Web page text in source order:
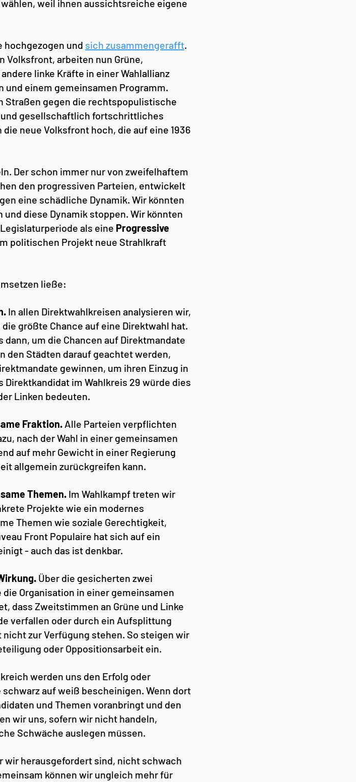
weil ihnen aussichtsreiche eigene
hochgezogen und sich zusammengerafft.
Volksfront, arbeiten nun Grüne,
linke Kräfte in einer Wahlallianz
und einem gemeinsamen Programm.
Straßen gegen die rechtspopulistische
gesellschaftlich fortschrittliches
neue Volksfront hoch, die auf eine 1936
Der schon immer nur von zweifelhaftem
den progressiven Parteien, entwickelt
eine schädliche Dynamik. Wir könnten
diese Dynamik stoppen. Wir könnten
als eine Progressive
politischen Projekt neue Strahlkraft
ließe:
In allen Direktwahlkreisen analysieren wir,
größte Chance auf eine Direktwahl hat.
um die Chancen auf Direktmandate
den Städten darauf geachtet werden,
gewinnen, um ihren Einzug in
im Wahlkreis 29 würde dies
Linken bedeuten.
Fraktion. Alle Parteien verpflichten
nach der Wahl in einer gemeinsamen
auf mehr Gewicht in einer Regierung
allgemein zurückgreifen kann.
Themen. Im Wahlkampf treten wir
Projekte wie ein modernes
Themen wie soziale Gerechtigkeit,
Front Populaire hat sich auf ein
- auch das ist denkbar.
Über die gesicherten zwei
Organisation in einer gemeinsamen
dass Zweitstimmen an Grüne und Linke
verfallen oder durch ein Aufsplittung
zur Verfügung stehen. So steigen wir
oder Oppositionsarbeit ein.
werden uns den Erfolg oder
auf weiß bescheinigen. Wenn dort
und Themen voranbringt und den
wir uns, sofern wir nicht handeln,
Schwäche auslegen müssen.
wir herausgefordert sind, nicht schwach
können wir ungleich mehr für